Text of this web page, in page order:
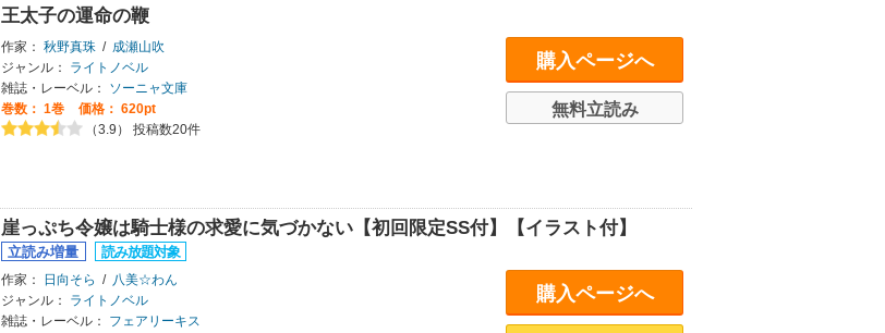
王太子の運命の鞭
作家： 秋野真珠 / 成瀬山吹
ジャンル：
ライトノベル
雑誌・レーベル：
ソーニャ文庫
巻数： 1巻
価格： 620pt
（3.9） 投稿数20件
購入ページへ
無料立読み
崖っぷち令嬢は騎士様の求愛に気づかない【初回限定SS付】【イラスト付】
作家： 日向そら / 八美☆わん
ジャンル：
ライトノベル
雑誌・レーベル：
フェアリーキス
購入ページへ